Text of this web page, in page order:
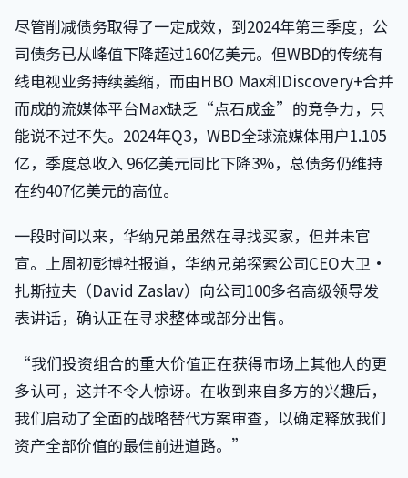
尽管削减债务取得了一定成效，到2024年第三季度，公
司债务已从峰值下降超过160亿美元。但WBD的传统有
线电视业务持续萎缩，而由HBO Max和Discovery+合并
而成的流媒体平台Max缺乏“点石成金”的竞争力，只
能说不过不失。2024年Q3，WBD全球流媒体用户1.105
亿，季度总收入 96亿美元同比下降3%，总债务仍维持
在约407亿美元的高位。
一段时间以来，华纳兄弟虽然在寻找买家，但并未官
宣。上周初彭博社报道，华纳兄弟探索公司CEO大卫·
扎斯拉夫（David Zaslav）向公司100多名高级领导发
表讲话，确认正在寻求整体或部分出售。
“我们投资组合的重大价值正在获得市场上其他人的更
多认可，这并不令人惊讶。在收到来自多方的兴趣后，
我们启动了全面的战略替代方案审查，以确定释放我们
资产全部价值的最佳前进道路。”